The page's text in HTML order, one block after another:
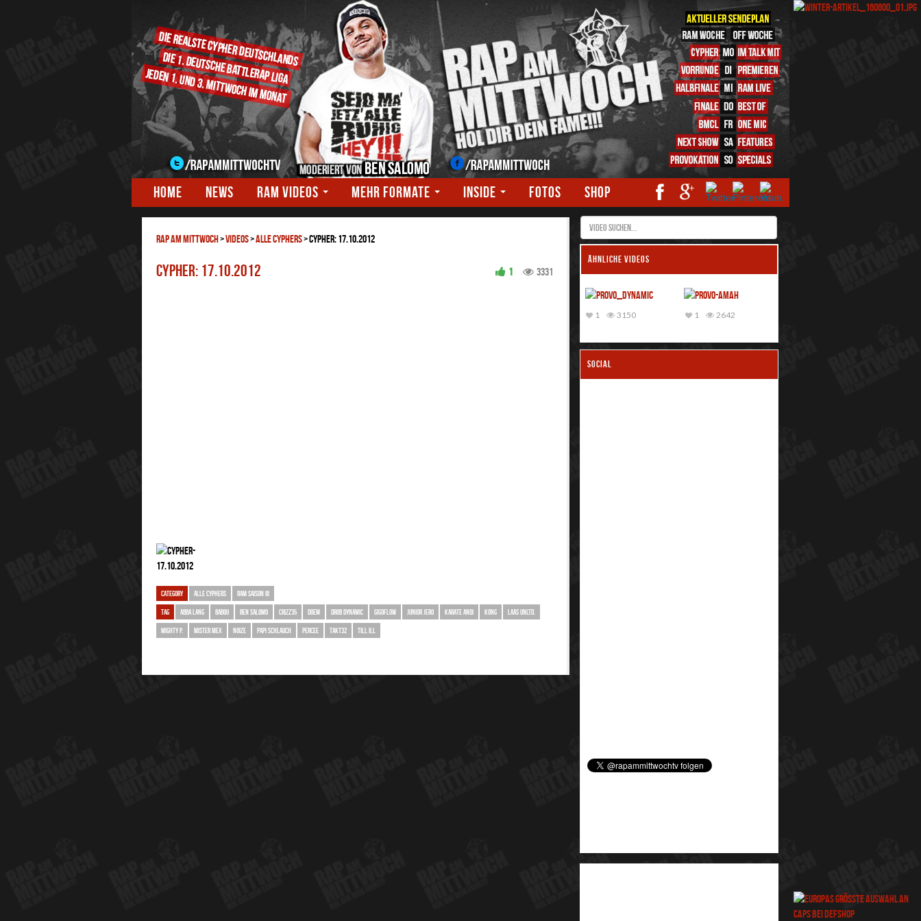
HOME NEWS RAM VIDEOS MEHR FORMATE INSIDE FOTOS SHOP
RAP AM MITTWOCH>Videos>ALLE CYPHERS>Cypher: 17.10.2012
Cypher: 17.10.2012 3331
1
CATEGORY ALLE CYPHERS RAM SAISON III
TAG ABBA LANG BABOU BEN SALOMO CRIZZ35 DOEM DROB DYNAMIC GIGOFLOW JUNIOR JERO KARATE ANDI KONG LAAS UNLTD.
MIGHTY P. MISTER MEX NOIZE PAPI SCHLAUCH PERCEE TAKT32 TILL ILL
ÄHNLICHE VIDEOS
3150
1 2642
1
SOCIAL